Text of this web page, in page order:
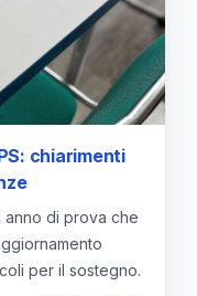
chiarimenti
di prova che
per il sostegno.